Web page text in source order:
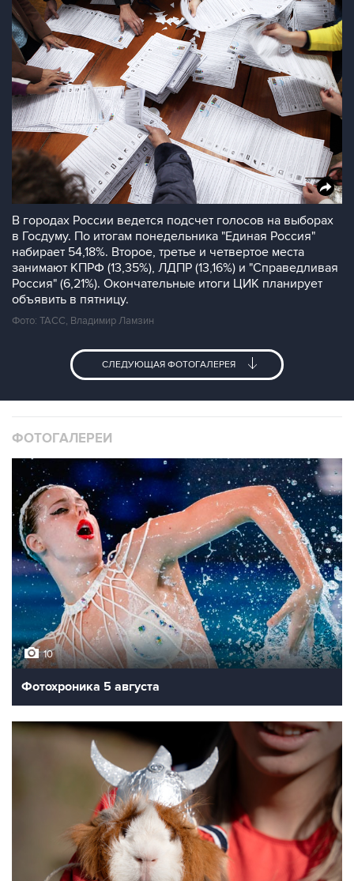
В городах России ведется подсчет голосов на выборах
в Госдуму. По итогам понедельника "Единая Россия"
набирает 54,18%. Второе, третье и четвертое места
занимают КПРФ (13,35%), ЛДПР (13,16%) и "Справедливая
Россия" (6,21%). Окончательные итоги ЦИК планирует
объявить в пятницу.
Фото: ТАСС, Владимир Ламзин
СЛЕДУЮЩАЯ ФОТОГАЛЕРЕЯ
ФОТОГАЛЕРЕИ
10
Фотохроника 5 августа